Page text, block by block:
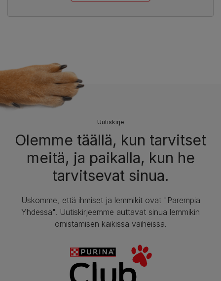
Uutiskirje
Olemme täällä, kun tarvitset
meitä, ja paikalla, kun he
tarvitsevat sinua.
Uskomme, että ihmiset ja lemmikit ovat "Parempia
Yhdessä". Uutiskirjeemme auttavat sinua lemmikin
omistamisen kaikissa vaiheissa.